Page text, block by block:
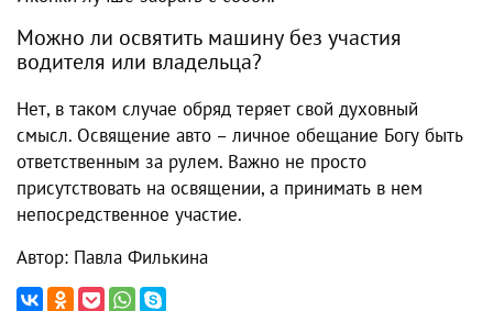
Можно ли освятить машину без участия
водителя или владельца?
Нет, в таком случае обряд теряет свой духовный
смысл. Освящение авто – личное обещание Богу быть
ответственным за рулем. Важно не просто
присутствовать на освящении, а принимать в нем
непосредственное участие.
Автор: Павла Филькина